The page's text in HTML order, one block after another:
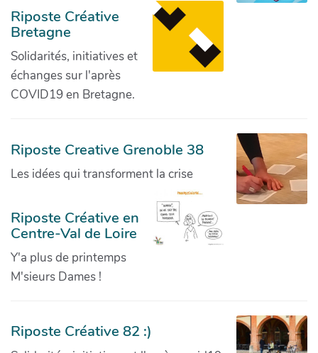
Riposte Créative
Bretagne
Solidarités, initiatives et
échanges sur l'après
COVID19 en Bretagne.
Riposte Creative Grenoble 38
Les idées qui transforment la crise
Riposte Créative en
Centre-Val de Loire
Y'a plus de printemps
M'sieurs Dames !
Riposte Créative 82 :)